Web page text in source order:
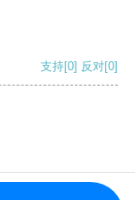
支持[0] 反对[0]